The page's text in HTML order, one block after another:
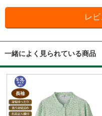
一緒によく見られている商品